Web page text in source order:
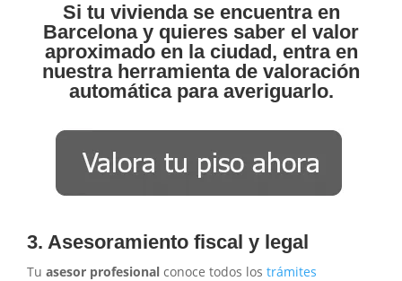
Si tu vivienda se encuentra en
Barcelona y quieres saber el valor
aproximado en la ciudad, entra en
nuestra herramienta de valoración
automática para averiguarlo.
3. Asesoramiento fiscal y legal
Tu asesor profesional conoce todos los trámites